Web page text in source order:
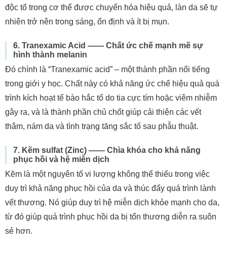
độc tố trong cơ thể được chuyển hóa hiệu quả, làn da sẽ tự
nhiên trở nên trong sáng, ổn định và ít bị mụn.
6. Tranexamic Acid —— Chất ức chế mạnh mẽ sự
hình thành melanin
Đó chính là “Tranexamic acid” – một thành phần nổi tiếng
trong giới y học. Chất này có khả năng ức chế hiệu quả quá
trình kích hoạt tế bào hắc tố do tia cực tím hoặc viêm nhiễm
gây ra, và là thành phần chủ chốt giúp cải thiện các vết
thâm, nám da và tình trạng tăng sắc tố sau phẫu thuật.
7. Kẽm sulfat (Zinc) —— Chìa khóa cho khả năng
phục hồi và hệ miễn dịch
Kẽm là một nguyên tố vi lượng không thể thiếu trong việc
duy trì khả năng phục hồi của da và thúc đẩy quá trình lành
vết thương. Nó giúp duy trì hệ miễn dịch khỏe mạnh cho da,
từ đó giúp quá trình phục hồi da bị tổn thương diễn ra suôn
sẻ hơn.